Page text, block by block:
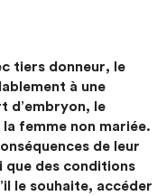
tiers donneur, le
à une
d’embryon, le
femme non mariée.
de leur
que des conditions
le souhaite, accéder